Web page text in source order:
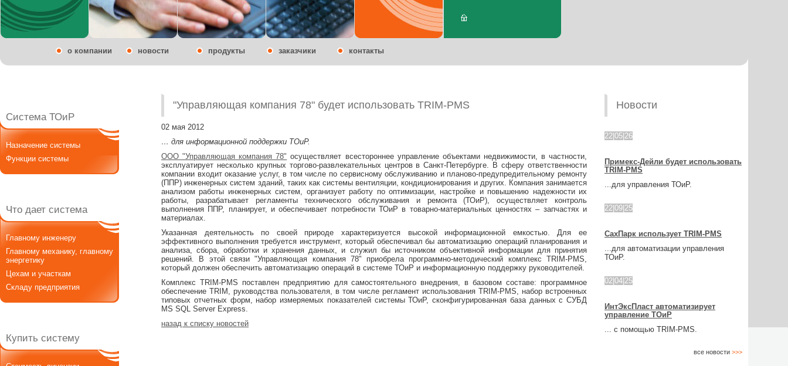
о компании новости продукты заказчики контакты
Система ТОиР
Назначение системы
Функции системы
Что дает система
Главному инженеру
Главному механику, главному
энергетику
Цехам и участкам
Складу предприятия
Купить систему
"Управляющая компания 78" будет использовать TRIM-PMS
02 мая 2012
… для информационной поддержки ТОиР.
ООО "Управляющая компания 78" осуществляет всестороннее управление объектами недвижимости, в частности,
эксплуатирует несколько крупных торгово-развлекательных центров в Санкт-Петербурге. В сферу ответственности
компании входит оказание услуг, в том числе по сервисному обслуживанию и планово-предупредительному ремонту
(ППР) инженерных систем зданий, таких как системы вентиляции, кондиционирования и других. Компания занимается
анализом работы инженерных систем, организует работу по оптимизации, настройке и повышению надежности их
работы, разрабатывает регламенты технического обслуживания и ремонта (ТОиР), осуществляет контроль
выполнения ППР, планирует, и обеспечивает потребности ТОиР в товарно-материальных ценностях – запчастях и
материалах.
Указанная деятельность по своей природе характеризуется высокой информационной емкостью. Для ее
эффективного выполнения требуется инструмент, который обеспечивал бы автоматизацию операций планирования и
анализа, сбора, обработки и хранения данных, и служил бы источником объективной информации для принятия
решений. В этой связи "Управляющая компания 78" приобрела программно-методический комплекс TRIM-PMS,
который должен обеспечить автоматизацию операций в системе ТОиР и информационную поддержку руководителей.
Комплекс TRIM-PMS поставлен предприятию для самостоятельного внедрения, в базовом составе: программное
обеспечение TRIM, руководства пользователя, в том числе регламент использования TRIM-PMS, набор встроенных
типовых отчетных форм, набор измеряемых показателей системы ТОиР, сконфигурированная база данных с СУБД
MS SQL Server Express.
назад к списку новостей
Новости
22|05|26
Примекс-Дейли будет использовать
TRIM-PMS
...для управления ТОиР.
22|09|25
СахПарк использует TRIM-PMS
...для автоматизации управления
ТОиР.
02|04|25
ИнтЭксПласт автоматизирует
управление ТОиР
... с помощью TRIM-PMS.
все новости >>>